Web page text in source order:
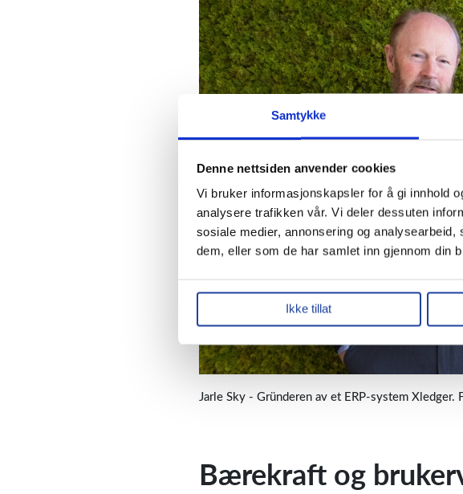
Samtykke
Denne nettsiden anvender cookies
Vi bruker informasjonskapsler for å gi innhold
analysere trafikken vår. Vi deler dessuten
sosiale medier, annonsering og
dem, eller som de har samlet inn gjennom din
Ikke tillat
Jarle Sky - Gründeren av et ERP-system
Bærekraft og